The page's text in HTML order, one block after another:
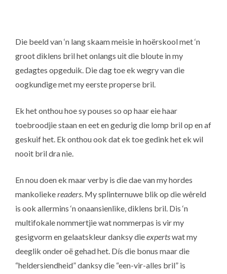
Die beeld van ‘n lang skaam meisie in hoërskool met ‘n
groot diklens bril het onlangs uit die bloute in my
gedagtes opgeduik. Die dag toe ek wegry van die
oogkundige met my eerste properse bril.
Ek het onthou hoe sy pouses so op haar eie haar
toebroodjie staan en eet en gedurig die lomp bril op en af
geskuif het. Ek onthou ook dat ek toe gedink het ek wil
nooit bril dra nie.
En nou doen ek maar verby is die dae van my hordes
mankoliekereaders. My splinternuwe blik op die wêreld
is ook allermins ‘n onaansienlike, diklens bril. Dis ‘n
multifokale nommertjie wat nommerpas is vir my
gesigvorm en gelaatskleur danksy dieexpertswat my
deeglik onder oë gehad het. Dís die bonus maar die
“heldersiendheid” danksy die “een-vir-alles bril” is